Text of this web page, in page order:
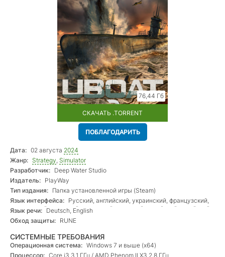
76,44 Гб
СКАЧАТЬ .TORRENT
ПОБЛАГОДАРИТЬ
Дата: 02 августа 2024
Жанр: Strategy, Simulator
Разработчик: Deep Water Studio
Издатель: PlayWay
Тип издания: Папка установленной игры (Steam)
Язык интерфейса: Русский, английский, украинский, французский,
итальянский, немецкий, испанский, польский, корейский, китайский,
турецкий, чешский, португальский
Язык речи: Deutsch, English
Обход защиты: RUNE
СИСТЕМНЫЕ ТРЕБОВАНИЯ
Операционная система: Windows 7 и выше (х64)
Процессор: Core i3 3.1 ГГц / AMD Phenom II X3 2.8 ГГц